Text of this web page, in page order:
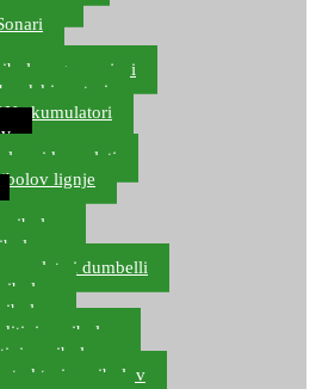
gumenjaci
motori
akumulatori
kompleti
lignje
ribolov
pelete i dumbelli
za ribolov
za ribolov
atraktori za ribolov